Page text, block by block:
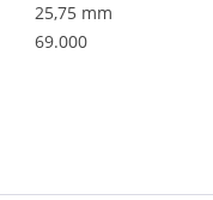
25,75 mm
69.000